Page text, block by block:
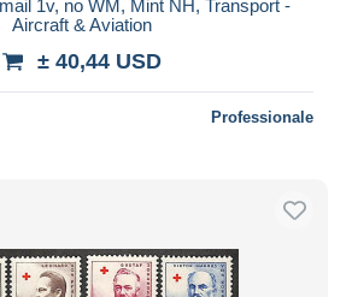
1v, no WM, Mint NH, Transport -
Aircraft & Aviation
± 40,44 USD
Professionale